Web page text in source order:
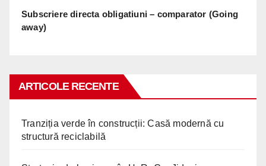
Subscriere directa obligatiuni – comparator (Going
away)
ARTICOLE RECENTE
Tranziția verde în construcții: Casă modernă cu
structură reciclabilă